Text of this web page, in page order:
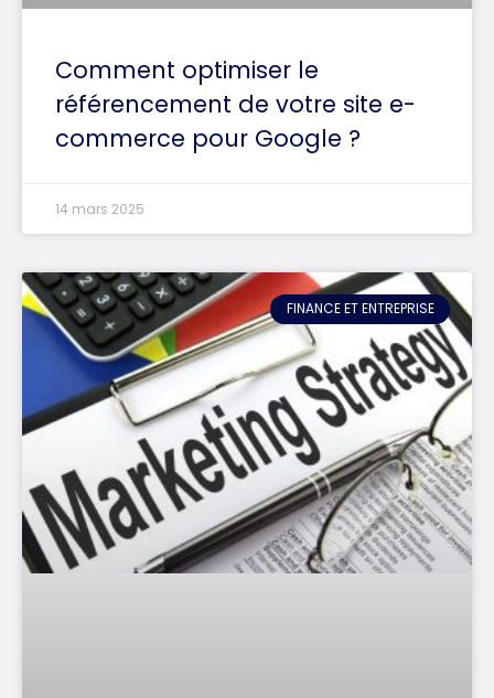
Comment optimiser le
référencement de votre site e-
commerce pour Google ?
14 mars 2025
FINANCE ET ENTREPRISE